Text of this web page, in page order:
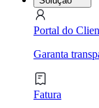
Portal do
Garanta
Fatura